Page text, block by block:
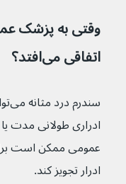
اتفاقی می‌افتد؟
ادراری طولانی مدت
عمومی ممکن است
ادرار تجویز کند.